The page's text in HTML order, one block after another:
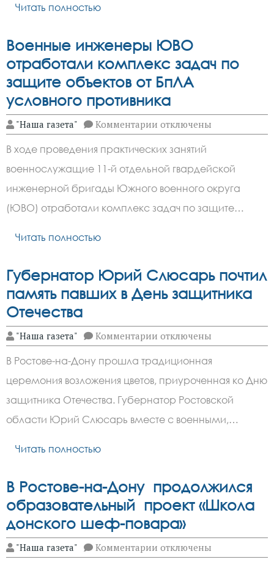
медицине
Читать полностью
Военные инженеры ЮВО
отработали комплекс задач по
защите объектов от БпЛА
условного противника
"Наша газета" Комментарии к
записи
инженеры
ЮВО
отработали
комплекс
задач
по
защите
противника
отключены
В ходе проведения практических занятий
военнослужащие 11-й отдельной гвардейской
инженерной бригады Южного военного округа
(ЮВО) отработали комплекс задач по защите…
Читать полностью
Губернатор Юрий Слюсарь почтил
память павших в День защитника
Отечества
"Наша газета" Комментарии к
записи
Юрий
Слюсарь
почтил
память
павших
в
отключены
В Ростове-на-Дону прошла традиционная
церемония возложения цветов, приуроченная ко Дню
защитника Отечества. Губернатор Ростовской
области Юрий Слюсарь вместе с военными,…
Читать полностью
В Ростове-на-Дону продолжился
образовательный проект «Школа
донского шеф-повара»
"Наша газета" Комментарии к
записи
отключены